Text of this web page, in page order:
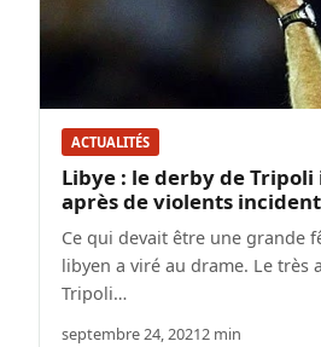
ACTUALITÉS
Libye : le derby de
après de violents
Ce qui devait être une grande
libyen a viré au drame. Le très
Tripoli…
septembre 24, 20212 min